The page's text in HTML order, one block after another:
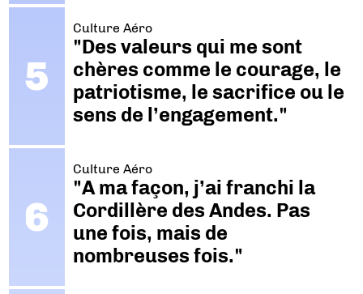
Culture Aéro
"Des valeurs qui me sont
chères comme le courage, le
patriotisme, le sacrifice ou le
sens de l’engagement."
Culture Aéro
"A ma façon, j’ai franchi la
Cordillère des Andes. Pas
une fois, mais de
nombreuses fois."